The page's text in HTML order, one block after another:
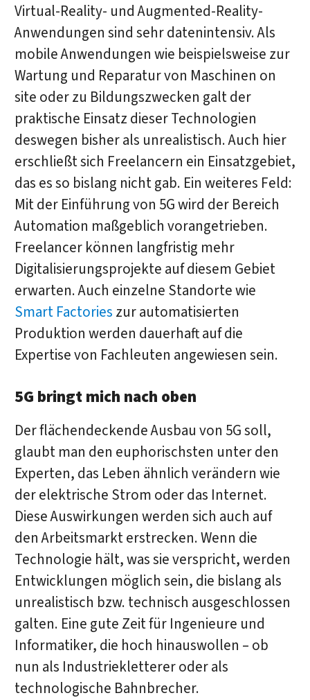
Virtual-Reality- und Augmented-Reality-
Anwendungen sind sehr datenintensiv. Als
mobile Anwendungen wie beispielsweise zur
Wartung und Reparatur von Maschinen on
site oder zu Bildungszwecken galt der
praktische Einsatz dieser Technologien
deswegen bisher als unrealistisch. Auch hier
erschließt sich Freelancern ein Einsatzgebiet,
das es so bislang nicht gab. Ein weiteres Feld:
Mit der Einführung von 5G wird der Bereich
Automation maßgeblich vorangetrieben.
Freelancer können langfristig mehr
Digitalisierungsprojekte auf diesem Gebiet
erwarten. Auch einzelne Standorte wie
Smart Factories zur automatisierten
Produktion werden dauerhaft auf die
Expertise von Fachleuten angewiesen sein.
5G bringt mich nach oben
Der flächendeckende Ausbau von 5G soll,
glaubt man den euphorischsten unter den
Experten, das Leben ähnlich verändern wie
der elektrische Strom oder das Internet.
Diese Auswirkungen werden sich auch auf
den Arbeitsmarkt erstrecken. Wenn die
Technologie hält, was sie verspricht, werden
Entwicklungen möglich sein, die bislang als
unrealistisch bzw. technisch ausgeschlossen
galten. Eine gute Zeit für Ingenieure und
Informatiker, die hoch hinauswollen – ob
nun als Industriekletterer oder als
technologische Bahnbrecher.